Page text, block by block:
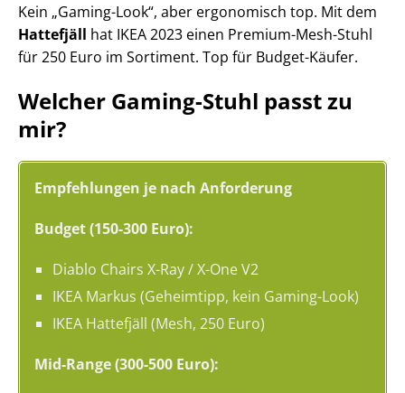
Kein „Gaming-Look“, aber ergonomisch top. Mit dem
Hattefjäll hat IKEA 2023 einen Premium-Mesh-Stuhl
für 250 Euro im Sortiment. Top für Budget-Käufer.
Welcher Gaming-Stuhl passt zu
mir?
Empfehlungen je nach Anforderung
Budget (150-300 Euro):
Diablo Chairs X-Ray / X-One V2
IKEA Markus (Geheimtipp, kein Gaming-Look)
IKEA Hattefjäll (Mesh, 250 Euro)
Mid-Range (300-500 Euro):